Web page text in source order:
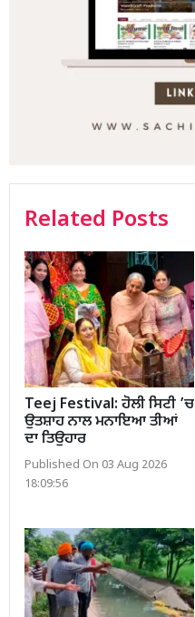
Related Posts
Teej Festival: ਹੋਲੀ ਸਿਟੀ ’ਚ
ਉਤਸ਼ਾਹ ਨਾਲ ਮਨਾਇਆ ਤੀਆਂ
ਦਾ ਤਿਉਹਾਰ
Published On 03 Aug 2026
18:09:56